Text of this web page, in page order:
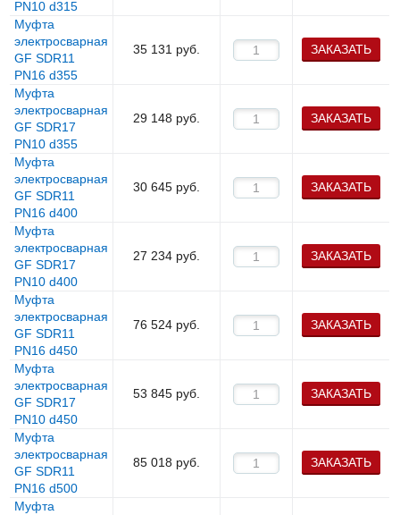
PN10 d315
Муфта
электросварная
GF SDR11
PN16 d355
35 131 руб. ЗАКАЗАТЬ
Муфта
электросварная
GF SDR17
PN10 d355
29 148 руб. ЗАКАЗАТЬ
Муфта
электросварная
GF SDR11
PN16 d400
30 645 руб. ЗАКАЗАТЬ
Муфта
электросварная
GF SDR17
PN10 d400
27 234 руб. ЗАКАЗАТЬ
Муфта
электросварная
GF SDR11
PN16 d450
76 524 руб. ЗАКАЗАТЬ
Муфта
электросварная
GF SDR17
PN10 d450
53 845 руб. ЗАКАЗАТЬ
Муфта
электросварная
GF SDR11
PN16 d500
85 018 руб. ЗАКАЗАТЬ
Муфта